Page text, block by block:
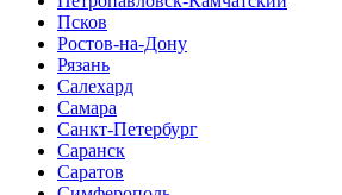
Псков
Ростов-на-Дону
Рязань
Салехард
Самара
Санкт-Петербург
Саранск
Саратов